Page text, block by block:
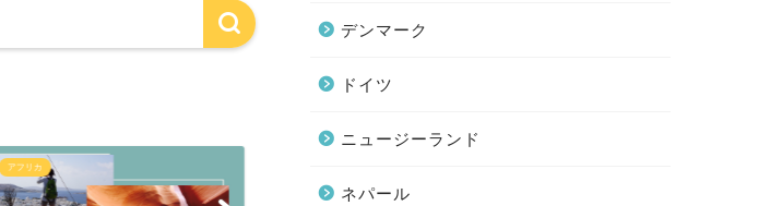
アフリカ
デンマーク
ドイツ
ニュージーランド
ネパール